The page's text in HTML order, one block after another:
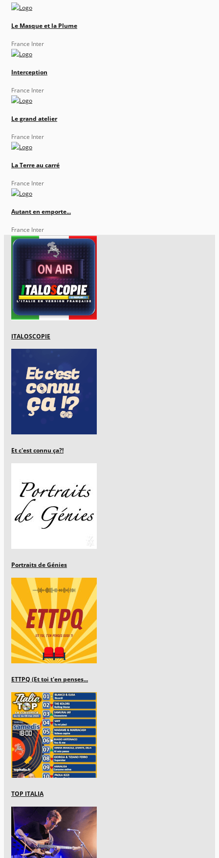
Le Masque et la Plume
France Inter
Interception
France Inter
Le grand atelier
France Inter
La Terre au carré
France Inter
Autant en emporte...
France Inter
ITALOSCOPIE
Et c'est connu ça?!
Portraits de Génies
ETTPQ (Et toi t'en penses...
TOP ITALIA